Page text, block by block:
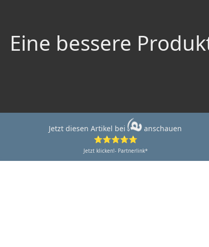
Eine bessere
Jetzt diesen Artikel bei
anschauen
⭐⭐⭐⭐⭐
Jetzt klicken!- Partnerlink*